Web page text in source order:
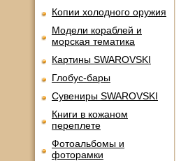
Копии холодного оружия
Модели кораблей и
морская тематика
Картины SWAROVSKI
Глобус-бары
Сувениры SWAROVSKI
Книги в кожаном
переплете
Фотоальбомы и
фоторамки